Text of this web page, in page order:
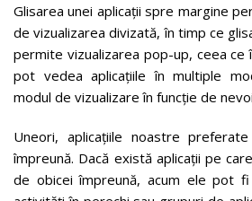
Glisarea unei aplicații spre margine
de vizualizarea divizată, în timp ce
permite vizualizarea pop-up, ceea ce
pot vedea aplicațiile în multiple
modul de vizualizare în funcție de
Uneori, aplicațiile noastre
împreună. Dacă există aplicații pe
de obicei împreună, acum ele pot